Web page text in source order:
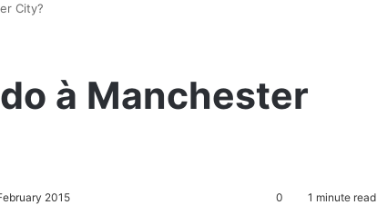
City?
à Manchester
2015 0 1 minute read